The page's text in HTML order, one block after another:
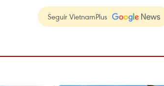
Seguir VietnamPlus